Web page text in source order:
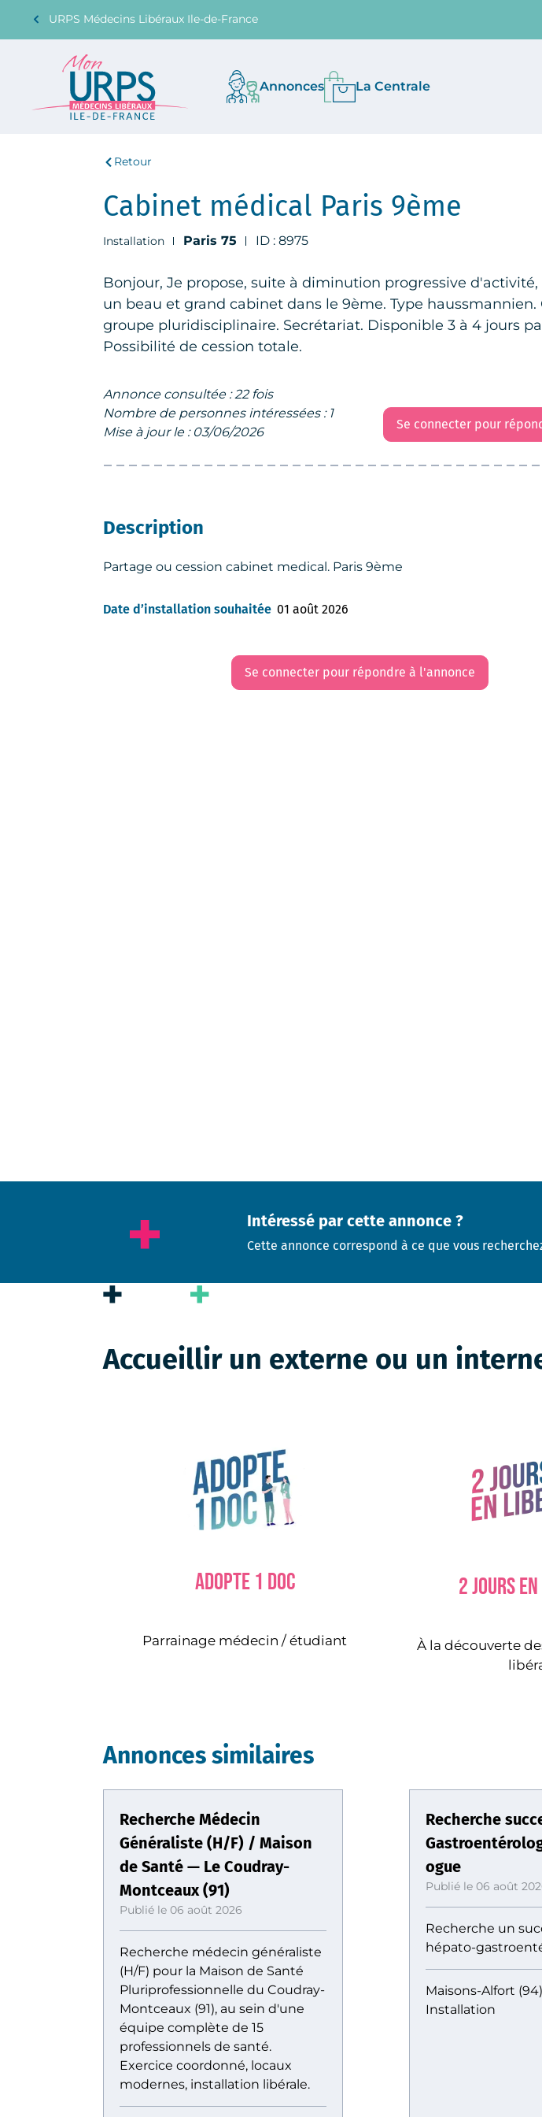
URPS Médecins Libéraux Ile-de-France
Annonces La Centrale
Retour
Cabinet médical Paris 9ème
Installation Paris 75 ID : 8975
Bonjour, Je propose, suite à diminution progressive
un beau et grand cabinet dans le 9ème. Type haussmannien.
groupe pluridisciplinaire. Secrétariat. Disponible 3 à 4 jours
Possibilité de cession totale.
Annonce consultée : 22 fois
Nombre de personnes intéressées : 1
Mise à jour le : 03/06/2026
Se connecter pour
Description
Partage ou cession cabinet medical. Paris 9ème
Date d’installation souhaitée 01 août 2026
Se connecter pour répondre à l'annonce
Intéressé par cette annonce ?
Cette annonce correspond à ce que vous
Accueillir un externe ou un
Adopte 1 doc
Parrainage médecin / étudiant
2 jours
À la découverte
Annonces similaires
Recherche Médecin
Généraliste (H/F) / Maison
de Santé — Le Coudray-
Montceaux (91)
Publié le 06 août 2026
Recherche médecin généraliste
(H/F) pour la Maison de Santé
Pluriprofessionnelle du Coudray-
Montceaux (91), au sein d'une
équipe complète de 15
professionnels de santé.
Exercice coordonné, locaux
modernes, installation libérale.
Recherche
ogue
Publié le 06 août
Recherche un
hépato-
Maisons-Alfort (94)
Installation